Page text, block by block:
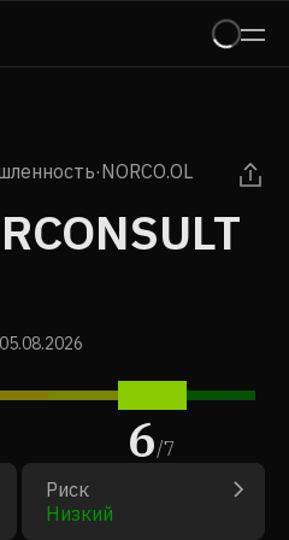
·NORCO.OL
05.08.2026
6/7
Риск
Низкий